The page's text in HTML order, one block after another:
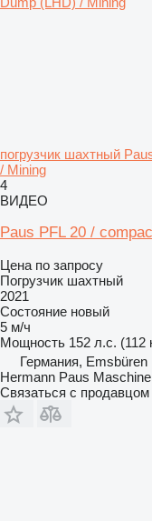
погрузчик шахтный
/ Mining
4
ВИДЕО
Paus PFL 20 /
Цена по запросу
Погрузчик шахтный
2021
Состояние новый
5 м/ч
Мощность 152 л.с. (112
Германия, Emsbüren
Hermann Paus
Связаться с продавцом